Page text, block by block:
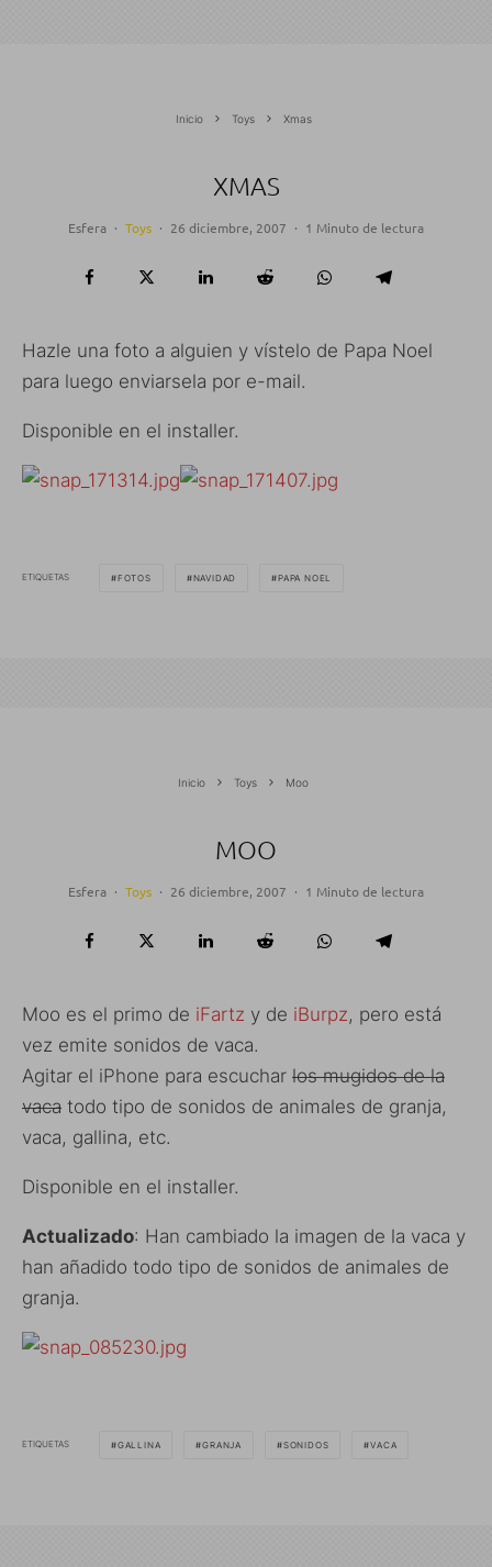
Inicio Toys Xmas
XMAS
Esfera · Toys · 26 diciembre, 2007 · 1 Minuto de lectura
Hazle una foto a alguien y vístelo de Papa Noel
para luego enviarsela por e-mail.
Disponible en el installer.
ETIQUETAS FOTOS NAVIDAD PAPA NOEL
Inicio Toys Moo
MOO
Esfera · Toys · 26 diciembre, 2007 · 1 Minuto de lectura
Moo es el primo de iFartz y de iBurpz, pero está
vez emite sonidos de vaca.
Agitar el iPhone para escuchar los mugidos de la
vaca todo tipo de sonidos de animales de granja,
vaca, gallina, etc.
Disponible en el installer.
Actualizado: Han cambiado la imagen de la vaca y
han añadido todo tipo de sonidos de animales de
granja.
ETIQUETAS GALLINA GRANJA SONIDOS VACA